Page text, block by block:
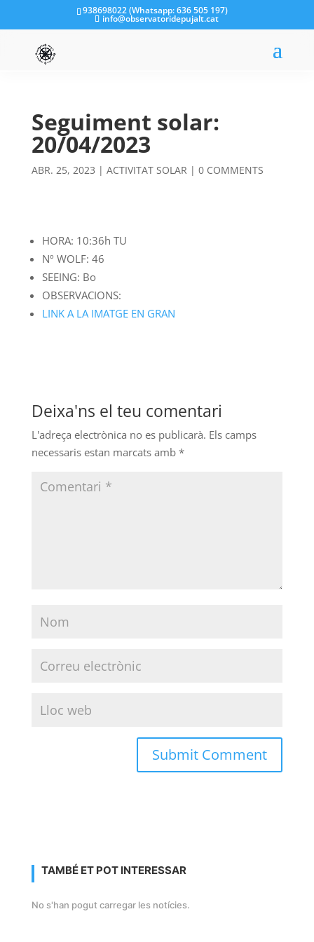
938698022 (Whatsapp: 636 505 197)
info@observatoridepujalt.cat
Seguiment solar:
20/04/2023
ABR. 25, 2023 | ACTIVITAT SOLAR | 0 COMMENTS
HORA: 10:36h TU
Nº WOLF: 46
SEEING: Bo
OBSERVACIONS:
LINK A LA IMATGE EN GRAN
Deixa'ns el teu comentari
L'adreça electrònica no es publicarà. Els camps
necessaris estan marcats amb *
TAMBÉ ET POT INTERESSAR
No s'han pogut carregar les notícies.